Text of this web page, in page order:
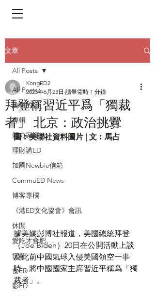
文章
All Posts
編輯的話
專輯
新力家評
理財講ED
加國Newbie信箱
CommuED News
博客專欄
《港ED文化協會》會訊
休閒
愛吃才會肥
煲劇
食ED
影ED
All Posts
拜登稱習近平爲「獨裁
者」 北京：政治挑釁
KongED2
2023年6月23日 讀畢需時 1 分鐘
圖︰美聯社資料圖片 | 文︰馬占
據美媒彭博社報道，美國總統拜登
（Joe Biden）20日在公開活動上談
及此前中國氣球入侵美國領空一事
時，將中國國家主席習近平稱爲「獨
裁者」。